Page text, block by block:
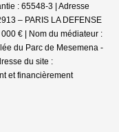
: 65548-3 | Adresse
– PARIS LA DEFENSE
€ | Nom du médiateur :
du Parc de Mesemena -
du site :
et financièrement